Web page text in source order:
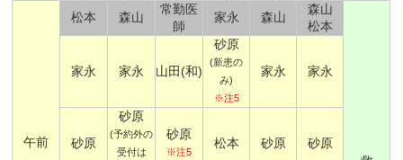
午前
松本 森山
常勤医
師
家永 森山
森山
松本
家永 家永 山田(和)
砂原
(新患の
み)
※注5
家永 家永
砂原
砂原
(予約外の
受付は
砂原
※注5
松本 砂原 砂原